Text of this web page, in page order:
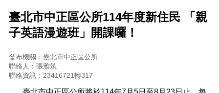
民
服
務
識
中
正
臺北市中正區公所114年度新住民 「親
子英語漫遊班」開課囉！
發布機關：臺北市中正區公所
聯絡人：張雅筑
聯絡資訊：23416721轉317